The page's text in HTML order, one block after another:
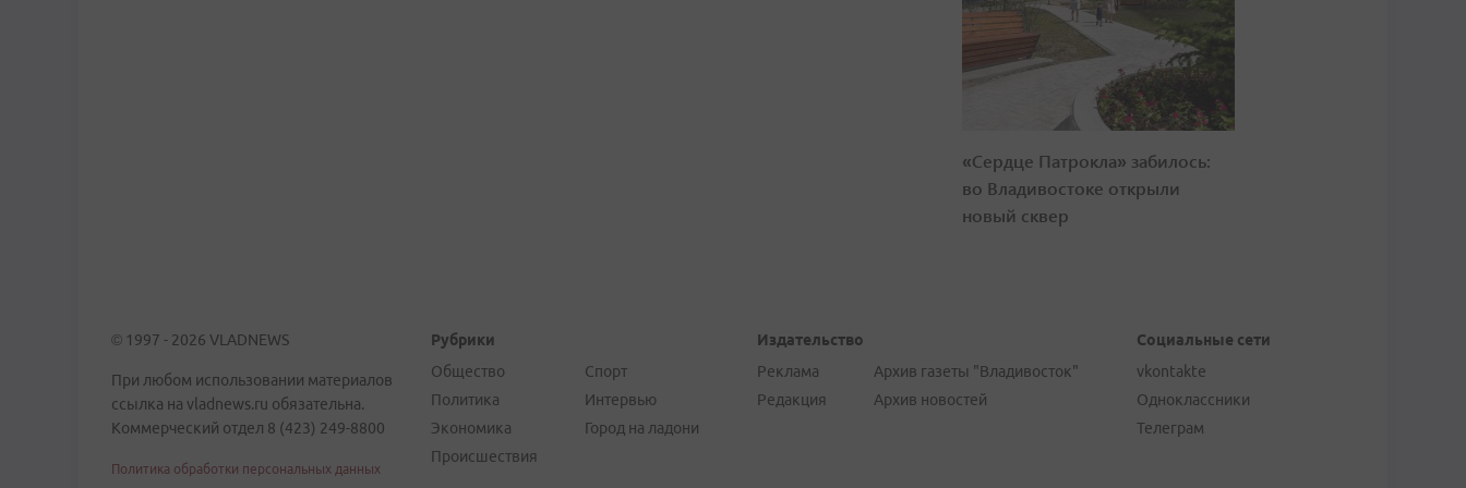
«Сердце Патрокла» забилось:
во Владивостоке открыли
новый сквер
© 1997 - 2026 VLADNEWS
При любом использовании материалов
ссылка на vladnews.ru обязательна.
Коммерческий отдел 8 (423) 249-8800
Политика обработки персональных данных
Рубрики
Общество
Политика
Экономика
Происшествия
Спорт
Интервью
Город на ладони
Издательство
Реклама
Редакция
Архив газеты "Владивосток"
Архив новостей
Социальные сети
vkontakte
Одноклассники
Телеграм